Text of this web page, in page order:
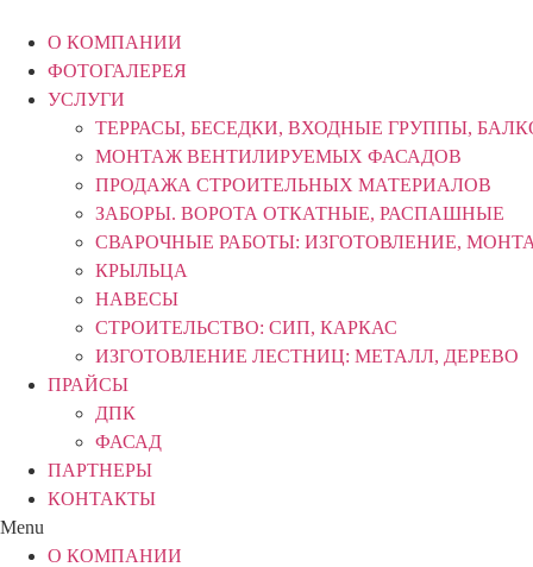
содержимому
О КОМПАНИИ
ФОТОГАЛЕРЕЯ
УСЛУГИ
ТЕРРАСЫ, БЕСЕДКИ, ВХОДНЫЕ ГРУППЫ,
МОНТАЖ ВЕНТИЛИРУЕМЫХ ФАСАДОВ
ПРОДАЖА СТРОИТЕЛЬНЫХ МАТЕРИАЛОВ
ЗАБОРЫ. ВОРОТА ОТКАТНЫЕ, РАСПАШНЫЕ
СВАРОЧНЫЕ РАБОТЫ: ИЗГОТОВЛЕНИЕ,
КРЫЛЬЦА
НАВЕСЫ
СТРОИТЕЛЬСТВО: СИП, КАРКАС
ИЗГОТОВЛЕНИЕ ЛЕСТНИЦ: МЕТАЛЛ, ДЕРЕВО
ПРАЙСЫ
ДПК
ФАСАД
ПАРТНЕРЫ
КОНТАКТЫ
Menu
О КОМПАНИИ